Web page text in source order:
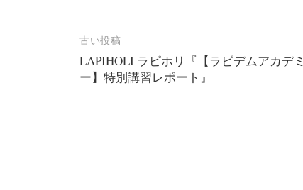
投
稿
ナ
古い投稿
LAPIHOLI ラピホリ『【ラピデムアカデミ
ー】特別講習レポート』